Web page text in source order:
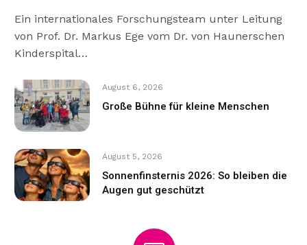
Ein internationales Forschungsteam unter Leitung
von Prof. Dr. Markus Ege vom Dr. von Haunerschen
Kinderspital…
August 6, 2026
Große Bühne für kleine Menschen
August 5, 2026
Sonnenfinsternis 2026: So bleiben die
Augen gut geschützt